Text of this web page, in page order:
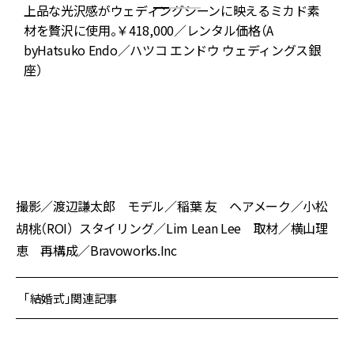
上品な光沢感がウェディングシーンに映えるミカド素
材を贅沢に使用。￥418,000／レンタル価格（A
byHatsuko Endo／ハツコ エンドウ ウェディングス銀
座）
撮影／渡辺謙太郎 モデル／稲葉 友 ヘアメーク／小松
胡桃（ROI） スタイリング／Lim Lean Lee 取材／横山理
恵 再構成／Bravoworks.Inc
「結婚式」関連記事